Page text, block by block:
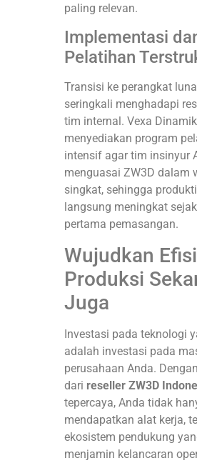
paling relevan.
Implementasi
Pelatihan
Transisi ke perangkat
seringkali menghadapi
tim internal. Vexa
menyediakan program
intensif agar tim insinyur
menguasai ZW3D dalam
singkat, sehingga
langsung meningkat
pertama pemasangan.
Wujudkan
Produksi
Juga
Investasi pada teknologi
adalah investasi pada
perusahaan Anda.
dari reseller ZW3D
tepercaya, Anda tidak
mendapatkan alat kerja,
ekosistem pendukung
menjamin kelancaran